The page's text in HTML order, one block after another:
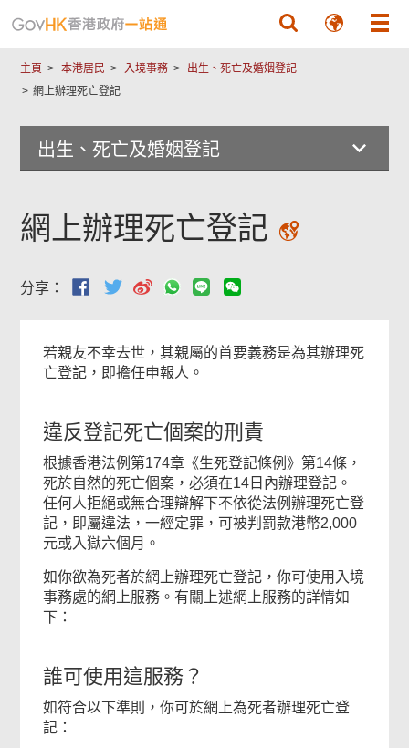
主頁 本港居民 入境事務
出生、死亡及婚姻登記
網上辦理死亡登記
出生、死亡及婚姻登記
網上辦理死亡登記
分享：
若親友不幸去世，其親屬的首要義務是為其辦理死
亡登記，即擔任申報人。
違反登記死亡個案的刑責
根據香港法例第174章《生死登記條例》第14條，
死於自然的死亡個案，必須在14日內辦理登記。
任何人拒絕或無合理辯解下不依從法例辦理死亡登
記，即屬違法，一經定罪，可被判罰款港幣2,000
元或入獄六個月。
如你欲為死者於網上辦理死亡登記，你可使用入境
事務處的網上服務。有關上述網上服務的詳情如
下：
誰可使用這服務？
如符合以下準則，你可於網上為死者辦理死亡登
記：